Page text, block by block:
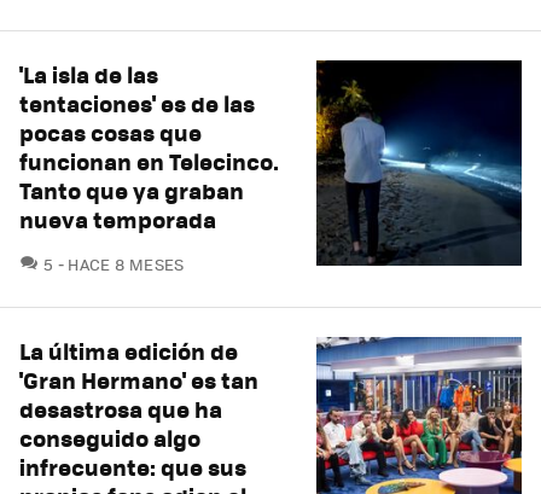
'La isla de las
tentaciones' es de las
pocas cosas que
funcionan en Telecinco.
Tanto que ya graban
nueva temporada
5 COMENTARIOS
HACE 8 MESES
La última edición de
'Gran Hermano' es tan
desastrosa que ha
conseguido algo
infrecuente: que sus